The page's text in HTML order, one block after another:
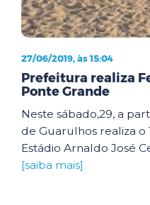
27/06/2019, às 15:04
Prefeitura realiza
Ponte Grande
Neste sábado,29, a
de Guarulhos realiza o
Estádio Arnaldo José
[saiba mais]